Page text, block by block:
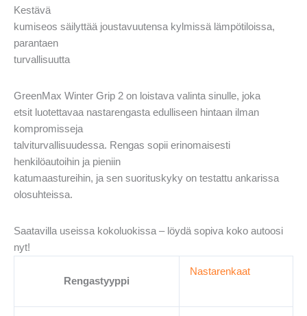
Kestävä
kumiseos säilyttää joustavuutensa kylmissä lämpötiloissa,
parantaen
turvallisuutta
GreenMax Winter Grip 2 on loistava valinta sinulle, joka
etsit luotettavaa nastarengasta edulliseen hintaan ilman
kompromisseja
talviturvallisuudessa. Rengas sopii erinomaisesti
henkilöautoihin ja pieniin
katumaastureihin, ja sen suorituskyky on testattu ankarissa
olosuhteissa.
Saatavilla useissa kokoluokissa – löydä sopiva koko autoosi
nyt!
Rengastyyppi
Nastarenkaat